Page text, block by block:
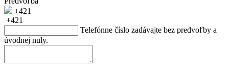
+421
+421
Telefónne číslo zadávajte bez predvoľby a
úvodnej nuly.